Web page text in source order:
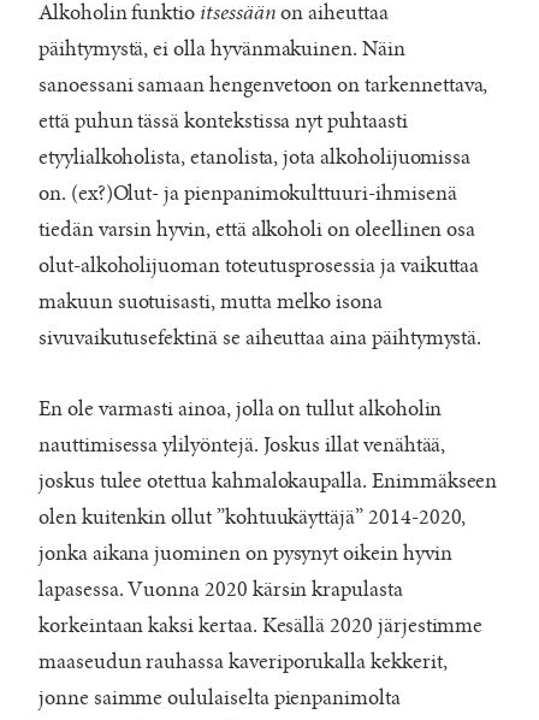
Alkoholin funktio itsessään on aiheuttaa
päihtymystä, ei olla hyvänmakuinen. Näin
sanoessani samaan hengenvetoon on tarkennettava,
että puhun tässä kontekstissa nyt puhtaasti
etyylialkoholista, etanolista, jota alkoholijuomissa
on. (ex?)Olut- ja pienpanimokulttuuri-ihmisenä
tiedän varsin hyvin, että alkoholi on oleellinen osa
olut-alkoholijuoman toteutusprosessia ja vaikuttaa
makuun suotuisasti, mutta melko isona
sivuvaikutusefektinä se aiheuttaa aina päihtymystä.
En ole varmasti ainoa, jolla on tullut alkoholin
nauttimisessa ylilyöntejä. Joskus illat venähtää,
joskus tulee otettua kahmalokaupalla. Enimmäkseen
olen kuitenkin ollut ”kohtuukäyttäjä” 2014-2020,
jonka aikana juominen on pysynyt oikein hyvin
lapasessa. Vuonna 2020 kärsin krapulasta
korkeintaan kaksi kertaa. Kesällä 2020 järjestimme
maaseudun rauhassa kaveriporukalla kekkerit,
jonne saimme oululaiselta pienpanimolta